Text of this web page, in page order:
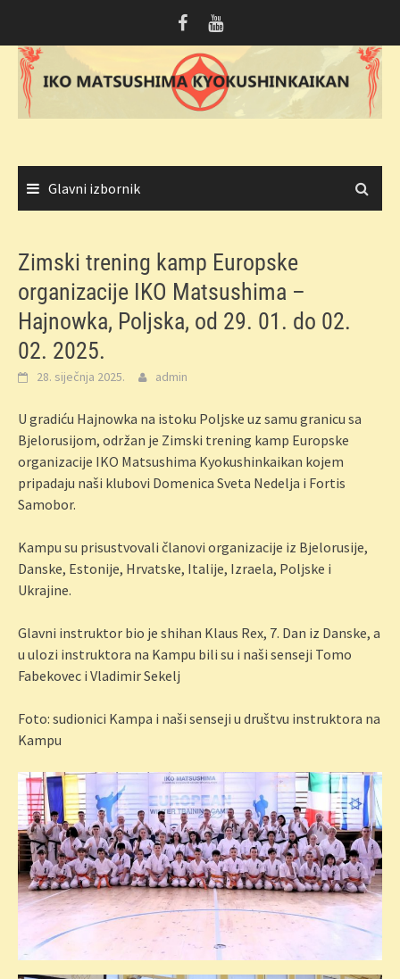
sadržaja
Glavni izbornik
Zimski trening kamp Europske
organizacije IKO Matsushima –
Hajnowka, Poljska, od 29. 01. do 02.
02. 2025.
28. siječnja 2025. admin
U gradiću Hajnowka na istoku Poljske uz samu granicu sa
Bjelorusijom, održan je Zimski trening kamp Europske
organizacije IKO Matsushima Kyokushinkaikan kojem
pripadaju naši klubovi Domenica Sveta Nedelja i Fortis
Samobor.
Kampu su prisustvovali članovi organizacije iz Bjelorusije,
Danske, Estonije, Hrvatske, Italije, Izraela, Poljske i
Ukrajine.
Glavni instruktor bio je shihan Klaus Rex, 7. Dan iz Danske, a
u ulozi instruktora na Kampu bili su i naši senseji Tomo
Fabekovec i Vladimir Sekelj
Foto: sudionici Kampa i naši senseji u društvu instruktora na
Kampu